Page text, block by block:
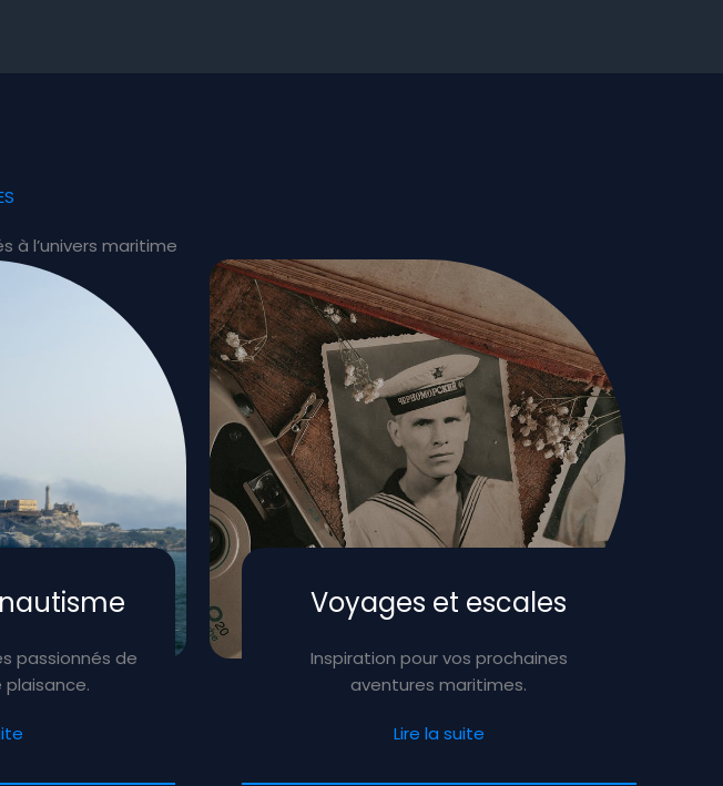
à l’univers maritime
passionnés de
Voyages et escales
Inspiration pour vos prochaines
aventures maritimes.
Lire la suite